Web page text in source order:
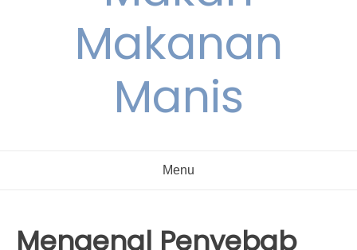
Makanan
Manis
Menu
Mengenal Penyebab